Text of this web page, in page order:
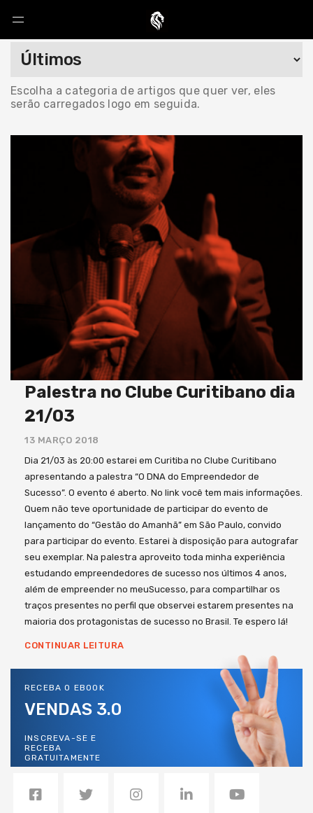
Escolha a categoria de artigos que quer ver, eles
serão carregados logo em seguida.
Palestra no Clube Curitibano dia
21/03
13 MARÇO 2018
Dia 21/03 às 20:00 estarei em Curitiba no Clube Curitibano
apresentando a palestra “O DNA do Empreendedor de
Sucesso”. O evento é aberto. No link você tem mais informações.
Quem não teve oportunidade de participar do evento de
lançamento do “Gestão do Amanhã” em São Paulo, convido
para participar do evento. Estarei à disposição para autografar
seu exemplar. Na palestra aproveito toda minha experiência
estudando empreendedores de sucesso nos últimos 4 anos,
além de empreender no meuSucesso, para compartilhar os
traços presentes no perfil que observei estarem presentes na
maioria dos protagonistas de sucesso no Brasil. Te espero lá!
CONTINUAR LEITURA
RECEBA O EBOOK
VENDAS 3.0
INSCREVA-SE E
RECEBA
GRATUITAMENTE